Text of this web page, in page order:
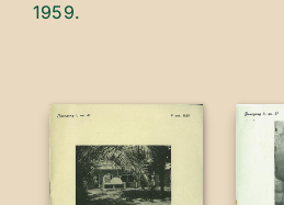
1959.